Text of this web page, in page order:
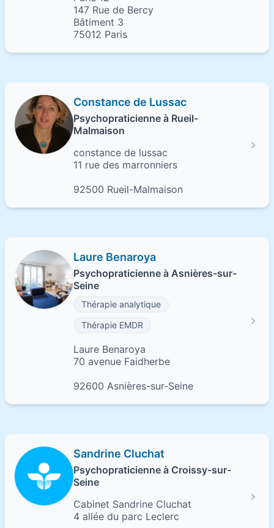
147 Rue de Bercy
Bâtiment 3
75012 Paris
Constance de Lussac
Psychopraticienne à Rueil-
Malmaison
constance de lussac
11 rue des marronniers
92500 Rueil-Malmaison
Laure Benaroya
Psychopraticienne à Asnières-sur-
Seine
Thérapie analytique
Thérapie EMDR
Laure Benaroya
70 avenue Faidherbe
92600 Asnières-sur-Seine
Sandrine Cluchat
Psychopraticienne à Croissy-sur-
Seine
Cabinet Sandrine Cluchat
4 allée du parc Leclerc